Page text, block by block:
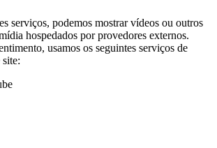
serviços, podemos mostrar vídeos ou outros
hospedados por provedores externos.
usamos os seguintes serviços de
site: